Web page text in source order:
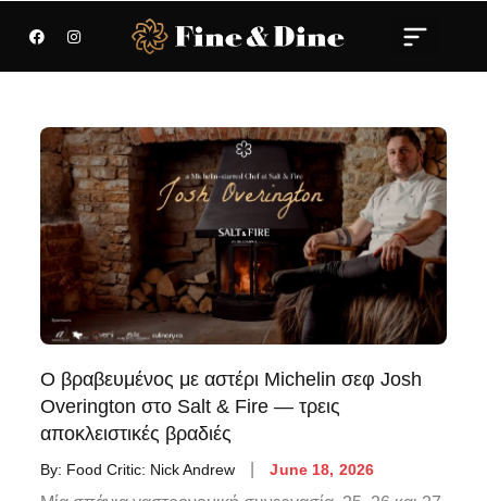
Ο βραβευμένος με αστέρι Michelin σεφ Josh
Overington στο Salt & Fire — τρεις
αποκλειστικές βραδιές
By: Food Critic: Nick Andrew June 18, 2026